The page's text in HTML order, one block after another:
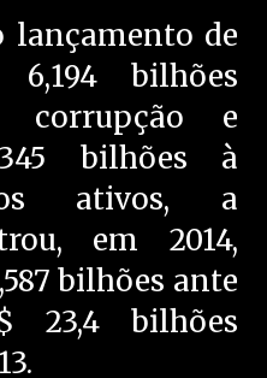
lançamento de
bilhões
corrupção e
bilhões à
ativos, a
em 2014,
bilhões ante
23,4 bilhões